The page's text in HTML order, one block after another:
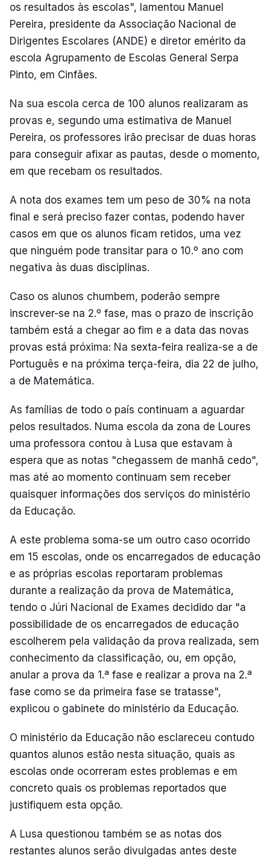
os resultados às escolas", lamentou Manuel
Pereira, presidente da Associação Nacional de
Dirigentes Escolares (ANDE) e diretor emérito da
escola Agrupamento de Escolas General Serpa
Pinto, em Cinfães.
Na sua escola cerca de 100 alunos realizaram as
provas e, segundo uma estimativa de Manuel
Pereira, os professores irão precisar de duas horas
para conseguir afixar as pautas, desde o momento,
em que recebam os resultados.
A nota dos exames tem um peso de 30% na nota
final e será preciso fazer contas, podendo haver
casos em que os alunos ficam retidos, uma vez
que ninguém pode transitar para o 10.º ano com
negativa às duas disciplinas.
Caso os alunos chumbem, poderão sempre
inscrever-se na 2.º fase, mas o prazo de inscrição
também está a chegar ao fim e a data das novas
provas está próxima: Na sexta-feira realiza-se a de
Português e na próxima terça-feira, dia 22 de julho,
a de Matemática.
As famílias de todo o país continuam a aguardar
pelos resultados. Numa escola da zona de Loures
uma professora contou à Lusa que estavam à
espera que as notas "chegassem de manhã cedo",
mas até ao momento continuam sem receber
quaisquer informações dos serviços do ministério
da Educação.
A este problema soma-se um outro caso ocorrido
em 15 escolas, onde os encarregados de educação
e as próprias escolas reportaram problemas
durante a realização da prova de Matemática,
tendo o Júri Nacional de Exames decidido dar "a
possibilidade de os encarregados de educação
escolherem pela validação da prova realizada, sem
conhecimento da classificação, ou, em opção,
anular a prova da 1.ª fase e realizar a prova na 2.ª
fase como se da primeira fase se tratasse",
explicou o gabinete do ministério da Educação.
O ministério da Educação não esclareceu contudo
quantos alunos estão nesta situação, quais as
escolas onde ocorreram estes problemas e em
concreto quais os problemas reportados que
justifiquem esta opção.
A Lusa questionou também se as notas dos
restantes alunos serão divulgadas antes deste